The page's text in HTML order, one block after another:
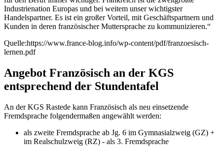
Industrienation Europas und bei weitem unser wichtigster
Handelspartner. Es ist ein großer Vorteil, mit Geschäftspartnern und
Kunden in deren französischer Muttersprache zu kommunizieren.“
Quelle:https://www.france-blog.info/wp-content/pdf/franzoesisch-
lernen.pdf
Angebot Französisch an der KGS
entsprechend der Stundentafel
An der KGS Rastede kann Französisch als neu einsetzende
Fremdsprache folgendermaßen angewählt werden:
als zweite Fremdsprache ab Jg. 6 im Gymnasialzweig (GZ) +
im Realschulzweig (RZ) - als 3. Fremdsprache